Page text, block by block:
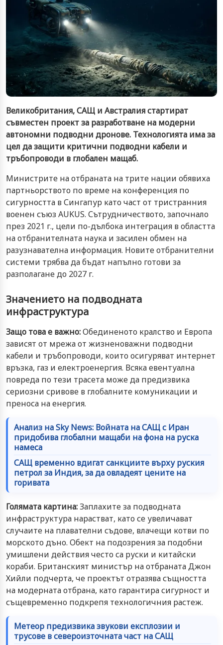
Великобритания, САЩ и Австралия стартират
съвместен проект за разработване на модерни
автономни подводни дронове. Технологията има за
цел да защити критични подводни кабели и
тръбопроводи в глобален мащаб.
Министрите на отбраната на трите нации обявиха
партньорството по време на конференция по
сигурността в Сингапур като част от тристранния
военен съюз AUKUS. Сътрудничеството, започнало
през 2021 г., цели по-дълбока интеграция в областта
на отбранителната наука и засилен обмен на
разузнавателна информация. Новите отбранителни
системи трябва да бъдат напълно готови за
разполагане до 2027 г.
Значението на подводната
инфраструктура
Защо това е важно:Обединеното кралство и Европа
зависят от мрежа от жизненоважни подводни
кабели и тръбопроводи, които осигуряват интернет
връзка, газ и електроенергия. Всяка евентуална
повреда по тези трасета може да предизвика
сериозни сривове в глобалните комуникации и
преноса на енергия.
Анализ на Sky News: Войната на САЩ с Иран
придобива глобални мащаби на фона на руска
намеса
САЩ временно вдигат санкциите върху руския
петрол за Индия, за да овладеят цените на
горивата
Голямата картина:Заплахите за подводната
инфраструктура нарастват, като се увеличават
случаите на плавателни съдове, влачещи котви по
морското дъно. Обект на подозрения за подобни
умишлени действия често са руски и китайски
кораби. Британският министър на отбраната Джон
Хийли подчерта, че проектът отразява същността
на модерната отбрана, като гарантира сигурност и
същевременно подкрепя технологичния растеж.
Метеор предизвика звукови експлозии и
трусове в североизточната част на САЩ